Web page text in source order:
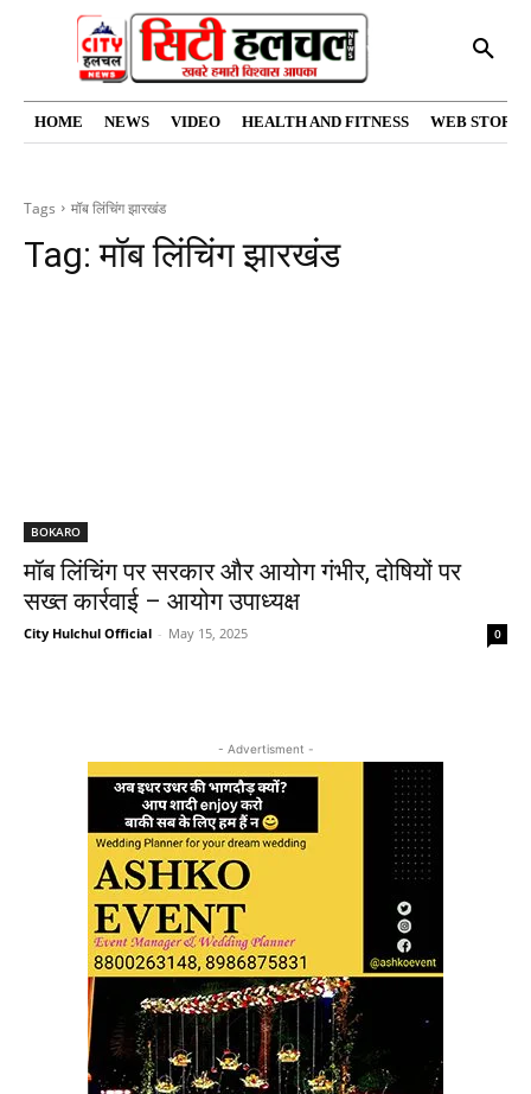
HOME NEWS VIDEO HEALTH AND FITNESS WEB
Tags मॉब लिंचिंग झारखंड
Tag:मॉब लिंचिंग झारखंड
BOKARO
मॉब लिंचिंग पर सरकार और आयोग गंभीर, दोषियों पर
सख्त कार्रवाई – आयोग उपाध्यक्ष
City Hulchul Official - May 15, 2025 0
- Advertisment -